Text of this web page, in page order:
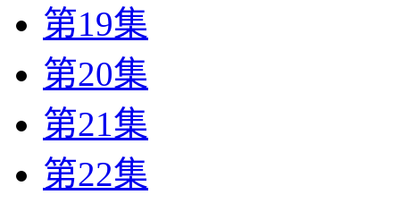
第19集
第20集
第21集
第22集